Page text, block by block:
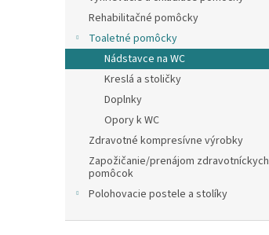
Rehabilitačné pomôcky
Toaletné pomôcky
Nádstavce na WC
Kreslá a stoličky
Doplnky
Opory k WC
Zdravotné kompresívne výrobky
Zapožičanie/prenájom zdravotníckych
pomôcok
Polohovacie postele a stolíky